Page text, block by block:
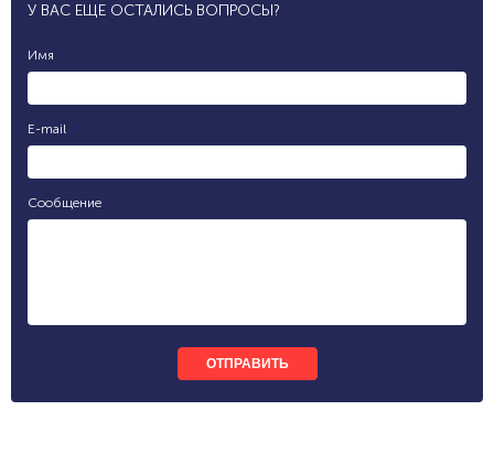
У ВАС ЕЩЕ ОСТАЛИСЬ ВОПРОСЫ?
Имя
E-mail
Сообщение
ОТПРАВИТЬ